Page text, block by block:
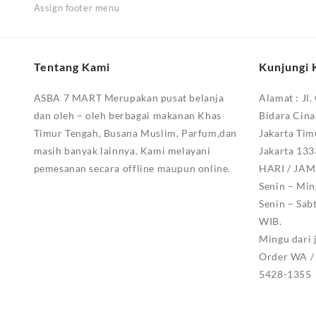
Assign footer menu
Tentang Kami
ASBA 7 MART Merupakan pusat belanja
dan oleh – oleh berbagai makanan Khas
Timur Tengah, Busana Muslim, Parfum,dan
masih banyak lainnya. Kami melayani
pemesanan secara offline maupun online.
Kunjungi
Alamat :
Bidara
Jakarta
Jakarta
HARI /
Senin –
Senin –
WIB.
Mingu dari
Order WA
5428-1355